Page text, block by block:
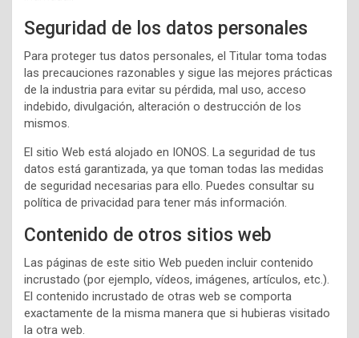
Seguridad de los datos personales
Para proteger tus datos personales, el Titular toma todas
las precauciones razonables y sigue las mejores prácticas
de la industria para evitar su pérdida, mal uso, acceso
indebido, divulgación, alteración o destrucción de los
mismos.
El sitio Web está alojado en IONOS. La seguridad de tus
datos está garantizada, ya que toman todas las medidas
de seguridad necesarias para ello. Puedes consultar su
política de privacidad para tener más información.
Contenido de otros sitios web
Las páginas de este sitio Web pueden incluir contenido
incrustado (por ejemplo, vídeos, imágenes, artículos, etc.).
El contenido incrustado de otras web se comporta
exactamente de la misma manera que si hubieras visitado
la otra web.